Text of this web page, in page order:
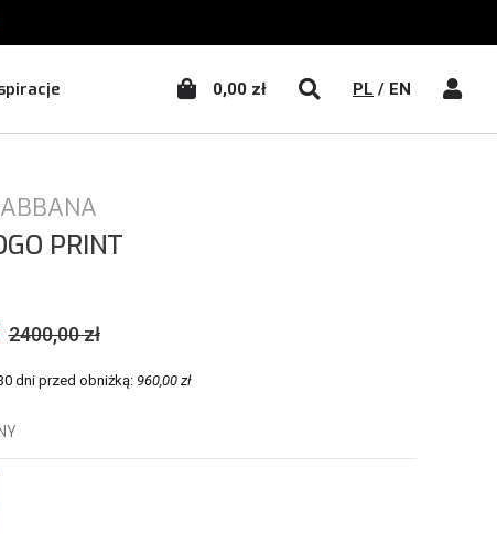
0,00 zł PL / EN
PRINT
2400,00 zł
dni przed obniżką: 960,00 zł